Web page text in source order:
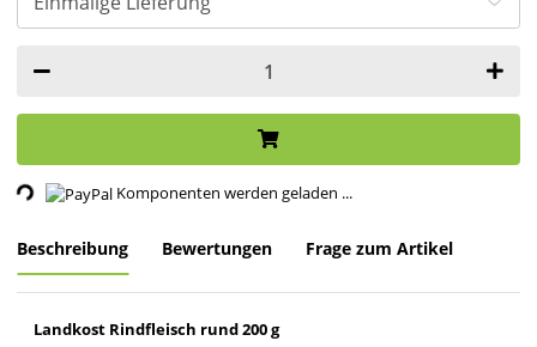
Komponenten werden geladen ...
Beschreibung Bewertungen Frage zum Artikel
Landkost Rindfleisch rund 200 g